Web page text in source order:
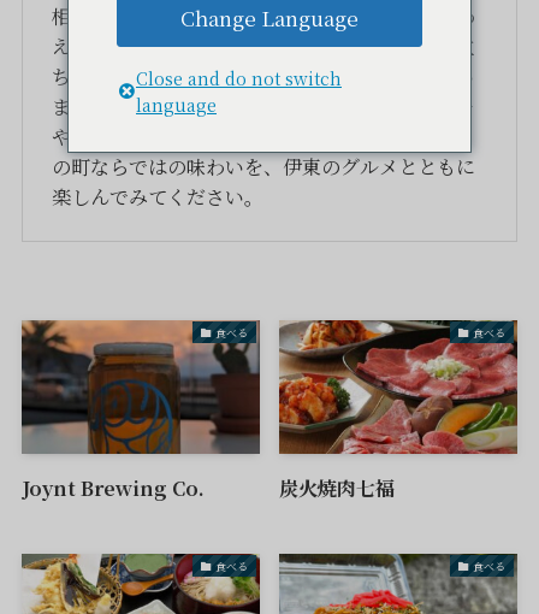
相模灘に面した伊東市には、新鮮な海の幸を味わ
える食事処や、地元に愛される居酒屋、気軽に立
ち寄れるカフェなど、さまざまなグルメがそろい
ます。伊東温泉の散策とあわせて楽しめるランチ
やディナー、食べ歩きも魅力のひとつ。海と温泉
の町ならではの味わいを、伊東のグルメとともに
楽しんでみてください。
食べる
Joynt Brewing Co.
食べる
炭火焼肉七福
食べる 食べる
Change Language
Close and do not switch
language